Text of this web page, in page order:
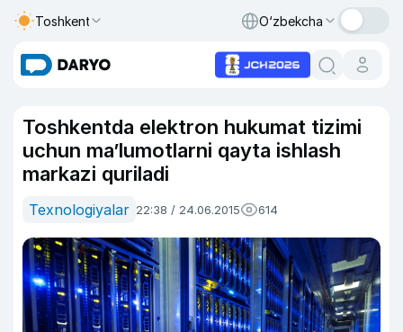
Toshkent O‘zbekcha
Toshkentda elektron hukumat tizimi
uchun ma’lumotlarni qayta ishlash
markazi quriladi
Texnologiyalar 22:38 / 24.06.2015 614